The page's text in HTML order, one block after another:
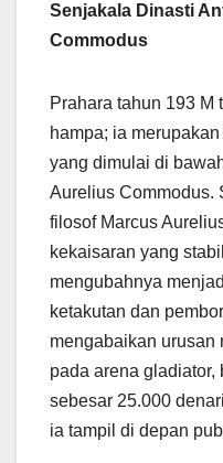
Senjakala Dinasti
Commodus
Prahara tahun 193 M
hampa; ia
yang dimulai di
Aurelius Commodus.
filosof Marcus
kekaisaran yang
mengubahnya
ketakutan dan
mengabaikan urusan
pada arena gladiator,
sebesar 25.000
ia tampil di depan